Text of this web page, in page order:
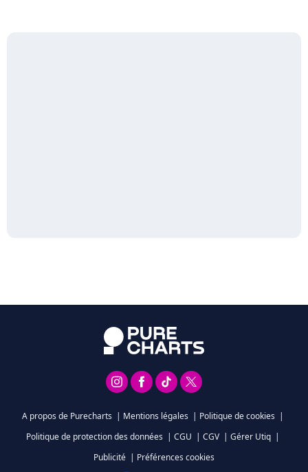
A propos de Purecharts | Mentions légales | Politique de cookies |
Politique de protection des données | CGU | CGV | Gérer Utiq |
Publicité | Préférences cookies